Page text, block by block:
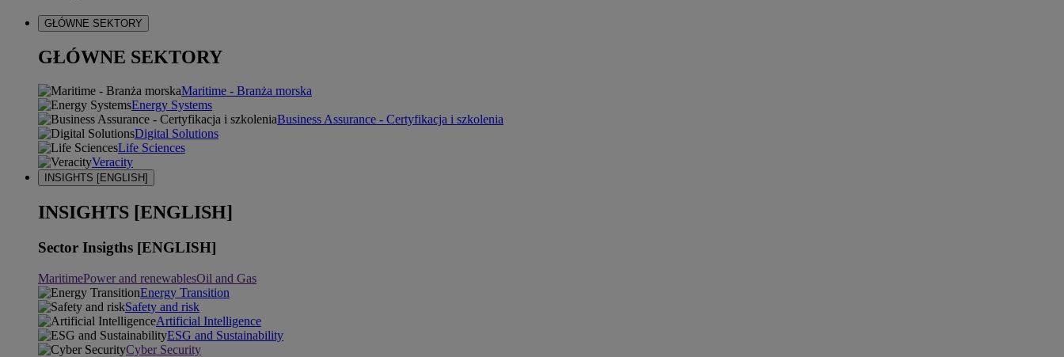
GŁÓWNE SEKTORY
GŁÓWNE SEKTORY
Maritime - Branża morska
Energy Systems
Business Assurance - Certyfikacja i szkolenia
Digital Solutions
Life Sciences
Veracity
INSIGHTS [ENGLISH]
INSIGHTS [ENGLISH]
Sector Insigths [ENGLISH]
MaritimePower and renewablesOil and Gas
Energy Transition
Safety and risk
Artificial Intelligence
ESG and Sustainability
Cyber Security